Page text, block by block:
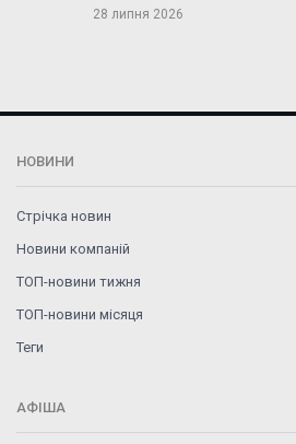
28 липня 2026
НОВИНИ
Стрічка новин
Новини компаній
ТОП-новини тижня
ТОП-новини місяця
Теги
АФІША